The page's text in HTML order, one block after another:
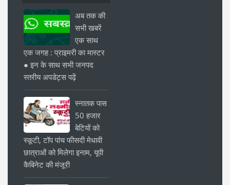
अब तक की
सभी खबरें
एक साथ
एक जगह : प्राइमरी का मास्टर
● इन के साथ सभी जनपद
स्तरीय अपडेट्स पढ़ें
स्नातक पास
50 हजार
बेटियों को
स्कूटी, टॉप पांच फीसदी मेधावी
छात्राओं को मिलेगा इनाम, यूपी
कैबिनेट की मंजूरी